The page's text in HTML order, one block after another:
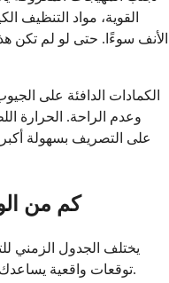
القوية، مواد التنظيف
الأنف سوءًا. حتى لو لم تكن
الكمادات الدافئة على
وعدم الراحة. الحرارة
على التصريف بسهولة
كم من
يختلف الجدول الزمني
توقعات واقعية يساعدك على البقاء صبورًا وملتزمًا بخطة علاجك.